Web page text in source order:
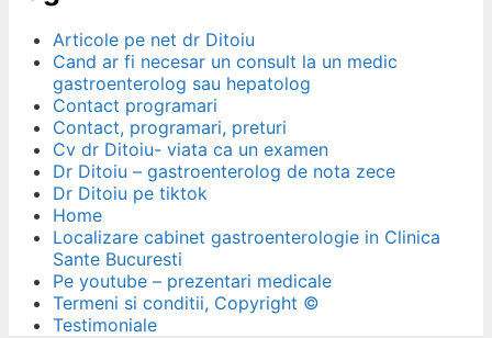
Articole pe net dr Ditoiu
Cand ar fi necesar un consult la un medic
gastroenterolog sau hepatolog
Contact programari
Contact, programari, preturi
Cv dr Ditoiu- viata ca un examen
Dr Ditoiu – gastroenterolog de nota zece
Dr Ditoiu pe tiktok
Home
Localizare cabinet gastroenterologie in Clinica
Sante Bucuresti
Pe youtube – prezentari medicale
Termeni si conditii, Copyright ©
Testimoniale